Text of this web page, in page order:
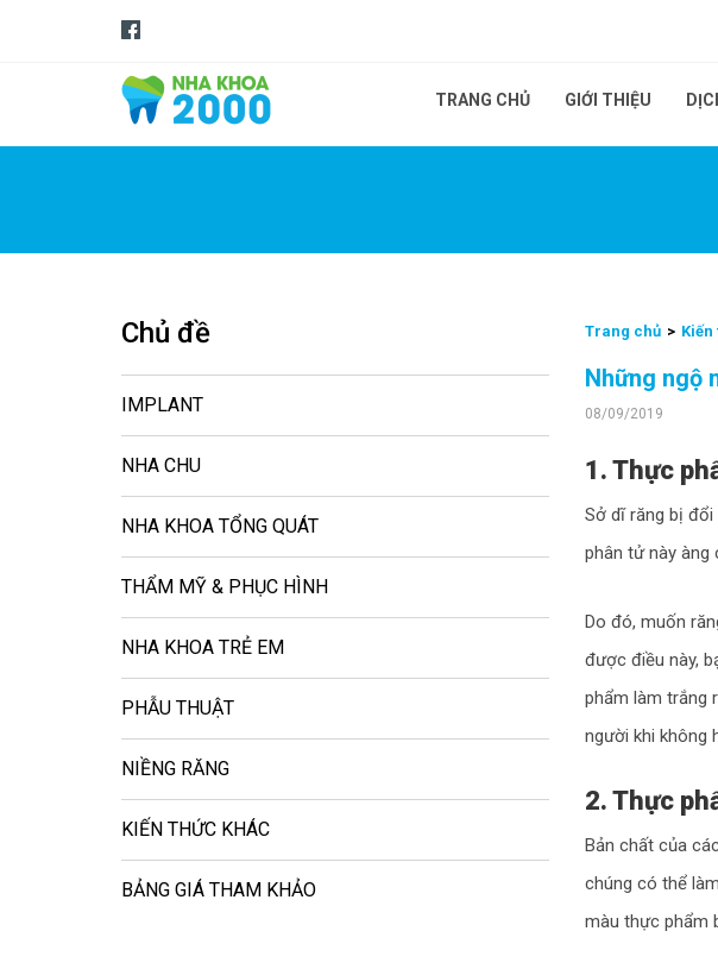
TRANG CHỦ GIỚI THIỆU
Chủ đề
IMPLANT
NHA CHU
NHA KHOA TỔNG QUÁT
THẨM MỸ & PHỤC HÌNH
NHA KHOA TRẺ EM
PHẪU THUẬT
NIỀNG RĂNG
KIẾN THỨC KHÁC
BẢNG GIÁ THAM KHẢO
Trang chủ Kiến
Những ngộ
08/09/2019
1. Thực
Sở dĩ răng bị
phân tử này àng
Do đó, muốn
được điều này,
phẩm làm trắng
người khi không
2. Thực
Bản chất của
chúng có thể
màu thực phẩm